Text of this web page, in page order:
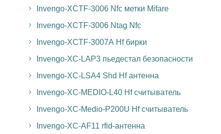
Invengo-XCTF-3006 Nfc метки Mifare
Invengo-XCTF-3006 Ntag Nfc
Invengo-XCTF-3007A Hf бирки
Invengo-XC-LAP3 пьедестал безопасности
Invengo-XC-LSA4 Shd Hf антенна
Invengo-XC-MEDIO-L40 Hf считыватель
Invengo-XC-Medio-P200U Hf считыватель
Invengo-XC-AF11 rfid-антенна